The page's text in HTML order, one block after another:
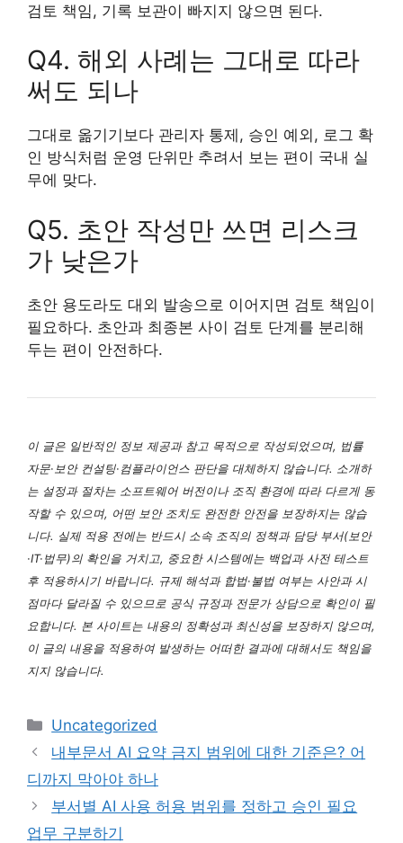
검토 책임, 기록 보관이 빠지지 않으면 된다.
Q4. 해외 사례는 그대로 따라
써도 되나
그대로 옮기기보다 관리자 통제, 승인 예외, 로그 확
인 방식처럼 운영 단위만 추려서 보는 편이 국내 실
무에 맞다.
Q5. 초안 작성만 쓰면 리스크
가 낮은가
초안 용도라도 대외 발송으로 이어지면 검토 책임이
필요하다. 초안과 최종본 사이 검토 단계를 분리해
두는 편이 안전하다.
이 글은 일반적인 정보 제공과 참고 목적으로 작성되었으며, 법률
자문·보안 컨설팅·컴플라이언스 판단을 대체하지 않습니다. 소개하
는 설정과 절차는 소프트웨어 버전이나 조직 환경에 따라 다르게 동
작할 수 있으며, 어떤 보안 조치도 완전한 안전을 보장하지는 않습
니다. 실제 적용 전에는 반드시 소속 조직의 정책과 담당 부서(보안
·IT·법무)의 확인을 거치고, 중요한 시스템에는 백업과 사전 테스트
후 적용하시기 바랍니다. 규제 해석과 합법·불법 여부는 사안과 시
점마다 달라질 수 있으므로 공식 규정과 전문가 상담으로 확인이 필
요합니다. 본 사이트는 내용의 정확성과 최신성을 보장하지 않으며,
이 글의 내용을 적용하여 발생하는 어떠한 결과에 대해서도 책임을
지지 않습니다.
카
테
고
리
Uncategorized
내부문서 AI 요약 금지 범위에 대한 기준은? 어
디까지 막아야 하나
부서별 AI 사용 허용 범위를 정하고 승인 필요
업무 구분하기